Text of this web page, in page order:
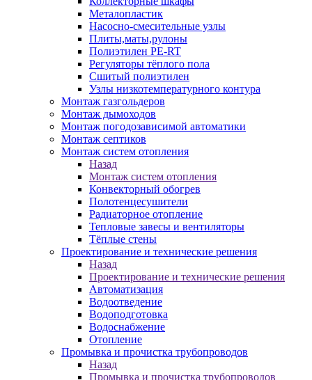
Металопластик
Насосно-смесительные узлы
Плиты,маты,рулоны
Полиэтилен PE-RT
Регуляторы тёплого пола
Сшитый полиэтилен
Узлы низкотемпературного контура
Монтаж газгольдеров
Монтаж дымоходов
Монтаж погодозависимой автоматики
Монтаж септиков
Монтаж систем отопления
Назад
Монтаж систем отопления
Конвекторный обогрев
Полотенцесушители
Радиаторное отопление
Тепловые завесы и вентиляторы
Тёплые стены
Проектирование и технические решения
Назад
Проектирование и технические решения
Автоматизация
Водоотведение
Водоподготовка
Водоснабжение
Отопление
Промывка и прочистка трубопроводов
Назад
Промывка и прочистка трубопроводов